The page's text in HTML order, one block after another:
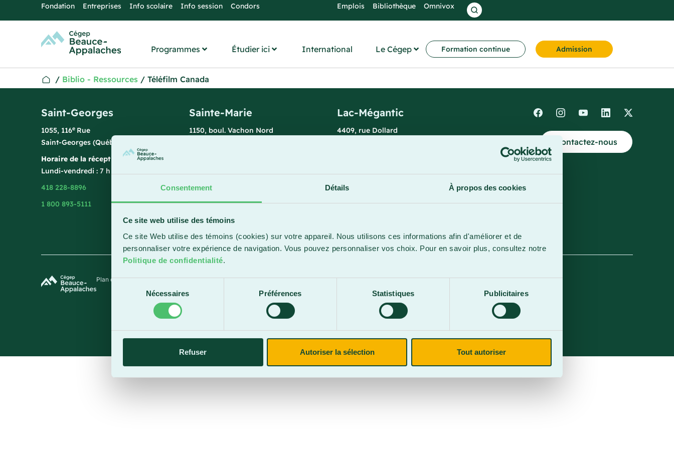
Consentement Détails À propos des cookies
Ce site web utilise des témoins
Ce site Web utilise des témoins (cookies) sur votre appareil. Nous utilisons ces informations afin d'améliorer et de
personnaliser votre expérience de navigation. Vous pouvez personnaliser vos choix. Pour en savoir plus, consultez notre
Politique de confidentialité.
Sélection
consentement
Nécessaires Préférences Statistiques Publicitaires
Refuser Autoriser la sélection Tout autoriser
Fondation Entreprises Info scolaire Info session Condors Emplois Bibliothèque Omnivox
Programmes Étudier ici International Le Cégep Formation continue Admission
/ Biblio - Ressources / Téléfilm Canada
Saint-Georges
1055, 116e Rue
Saint-Georges (Québec) G5Y 3G1
Horaire de la réception
Lundi-vendredi : 7 h 45 à 15 h 45
418 228-8896
1 800 893-5111
Sainte-Marie
1150, boul. Vachon Nord
418 387-8896
Lac-Mégantic
4409, rue Dollard
819 583-5432
Contactez-nous
Plan du siteTermes et conditionsPolitique de confidentialitéSite web parParkour3 Expert HubSpot